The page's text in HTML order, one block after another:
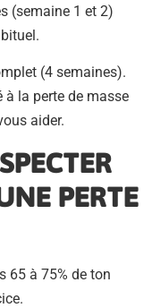
(semaine 1 et 2)
(4 semaines).
à la perte de masse
aider.
PERTE
65 à 75% de ton